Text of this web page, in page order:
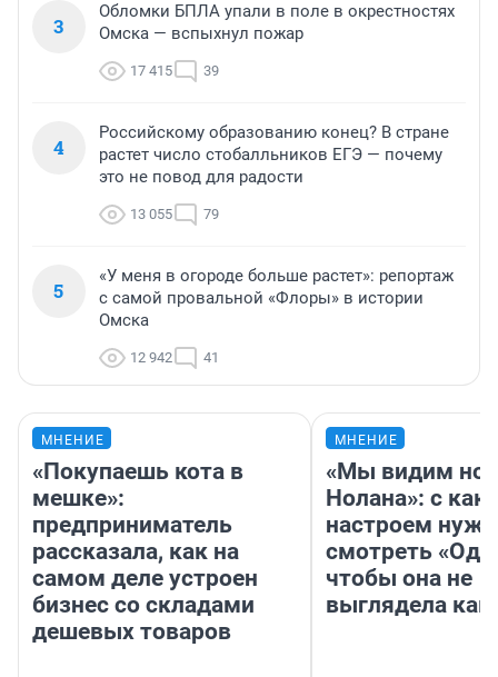
3
Обломки БПЛА упали в поле в окрестностях
Омска — вспыхнул пожар
17 415 39
4
Российскому образованию конец? В стране
растет число стобалльников ЕГЭ — почему
это не повод для радости
13 055 79
5
«У меня в огороде больше растет»: репортаж
с самой провальной «Флоры» в истории
Омска
12 942 41
МНЕНИЕ
«Покупаешь кота в
мешке»:
предприниматель
рассказала, как на
самом деле устроен
бизнес со складами
дешевых товаров
МНЕНИЕ
«Мы видим
Нолана»: с
настроем
смотреть
чтобы она не
выглядела как